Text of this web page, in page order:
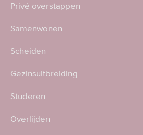
Privé overstappen
Samenwonen
Scheiden
Gezinsuitbreiding
Studeren
Overlijden